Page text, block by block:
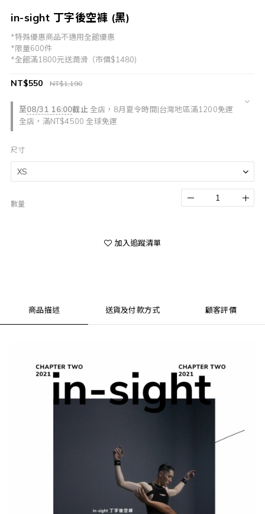
in-sight 丁字後空褲 (黑)
*特殊優惠商品不適用全館優惠
*限量600件
*全館滿1800元送潤滑（市價$1480)
至08/31 16:00截止 全店，8月夏令時間|台灣地區滿1200免運
全店，滿NT$4500 全球免運
NT$1,190
NT$550
尺寸
數量
加入追蹤清單
商品描述 送貨及付款方式 顧客評價